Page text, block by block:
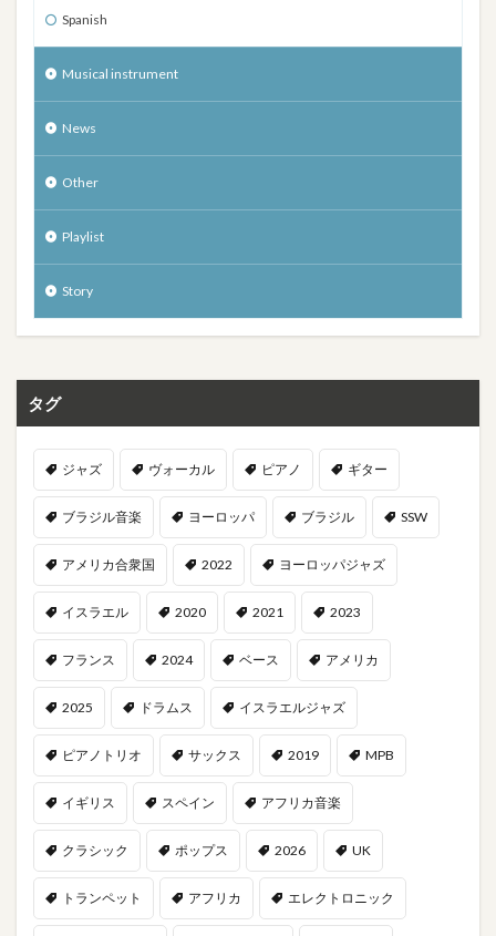
Spanish
Musical instrument
News
Other
Playlist
Story
タグ
ジャズ ヴォーカル ピアノ ギター
ブラジル音楽 ヨーロッパ ブラジル SSW
アメリカ合衆国 2022 ヨーロッパジャズ
イスラエル 2020 2021 2023
フランス 2024 ベース アメリカ
2025 ドラムス イスラエルジャズ
ピアノトリオ サックス 2019 MPB
イギリス スペイン アフリカ音楽
クラシック ポップス 2026 UK
トランペット アフリカ エレクトロニック